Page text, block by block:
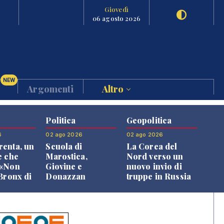
Giovedì
06 agosto 2026
NEW
Argomenti Altro
un
che
di
Politica
02 ago 2026
Scuola di
Marostica,
Giovine e
Donazzan
Geopolitica
02 ago 2026
La Corea del
Nord verso un
nuovo invio di
truppe in Russia